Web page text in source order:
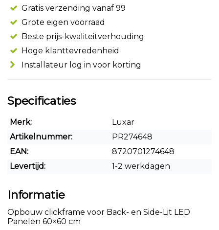
Gratis verzending vanaf 99
Grote eigen voorraad
Beste prijs-kwaliteitverhouding
Hoge klanttevredenheid
Installateur log in voor korting
Specificaties
Merk:
Luxar
Artikelnummer:
PR274648
EAN:
8720701274648
Levertijd:
1-2 werkdagen
Informatie
Opbouw clickframe voor Back- en Side-Lit LED
Panelen 60×60 cm